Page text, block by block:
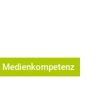
Medienkompetenz